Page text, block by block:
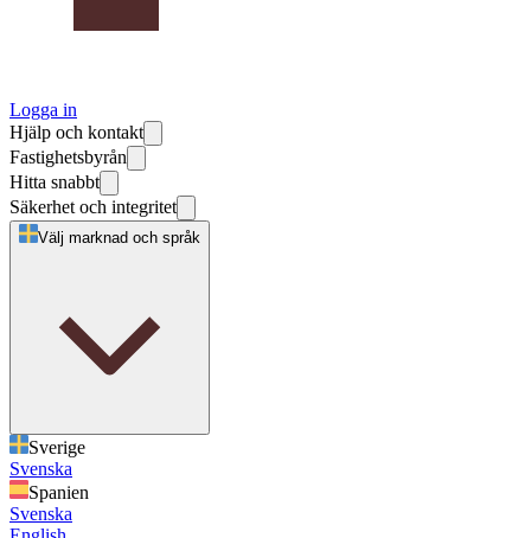
Logga in
Hjälp och kontakt
Fastighetsbyrån
Hitta snabbt
Säkerhet och integritet
Välj marknad och språk
Sverige
Svenska
Spanien
Svenska